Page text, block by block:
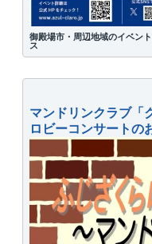
御殿場市・周辺地域のイベン
ス
マンドリンクラブ「
ロビーコンサートの